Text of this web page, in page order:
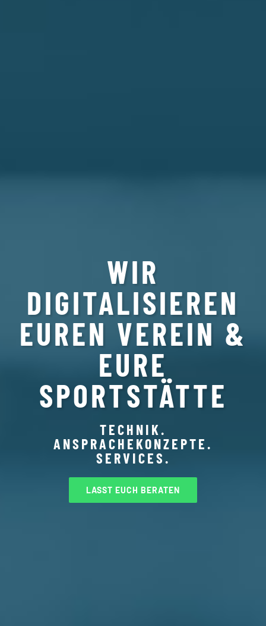
WIR
DIGITALISIEREN
EUREN VEREIN &
EURE
SPORTSTÄTTE
TECHNIK.
ANSPRACHEKONZEPTE.
SERVICES.
LASST EUCH BERATEN